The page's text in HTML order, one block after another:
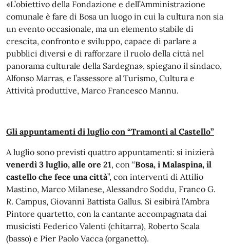
«L’obiettivo della Fondazione e dell’Amministrazione
comunale è fare di Bosa un luogo in cui la cultura non sia
un evento occasionale, ma un elemento stabile di
crescita, confronto e sviluppo, capace di parlare a
pubblici diversi e di rafforzare il ruolo della città nel
panorama culturale della Sardegna», spiegano il sindaco,
Alfonso Marras, e l’assessore al Turismo, Cultura e
Attività produttive, Marco Francesco Mannu.
Gli appuntamenti di luglio con “Tramonti al Castello”
A luglio sono previsti quattro appuntamenti: si inizierà
venerdì 3 luglio, alle ore 21, con “Bosa, i Malaspina, il
castello che fece una città”, con interventi di Attilio
Mastino, Marco Milanese, Alessandro Soddu, Franco G.
R. Campus, Giovanni Battista Gallus. Si esibirà l’Ambra
Pintore quartetto, con la cantante accompagnata dai
musicisti Federico Valenti (chitarra), Roberto Scala
(basso) e Pier Paolo Vacca (organetto).